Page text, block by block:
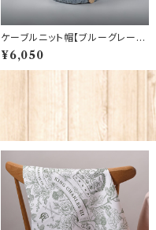
ケーブルニット帽【ブルーグレー】
Aran Traditions 00213-BG
〔HAT-453〕
¥6,050